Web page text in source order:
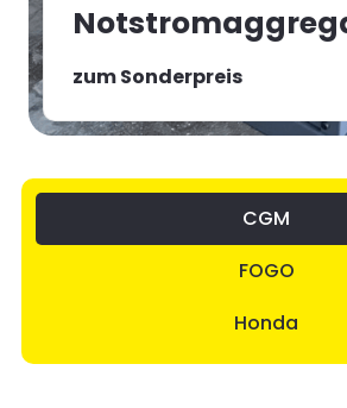
zum Sonderpreis
CGM
FOGO
Honda